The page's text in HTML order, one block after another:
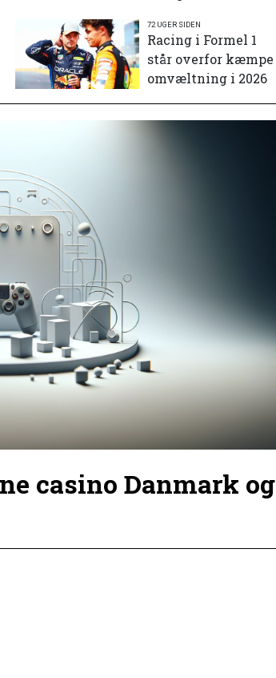
72 UGER SIDEN
Racing i Formel 1
står overfor kæmpe
omvæltning i 2026
casino Danmark og